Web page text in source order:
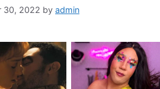
30, 2022 by admin